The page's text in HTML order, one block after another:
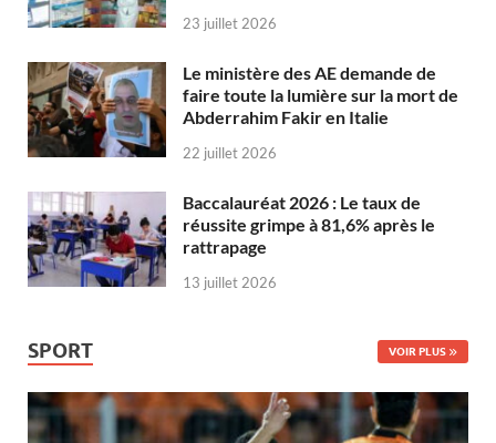
23 juillet 2026
Le ministère des AE demande de
faire toute la lumière sur la mort de
Abderrahim Fakir en Italie
22 juillet 2026
Baccalauréat 2026 : Le taux de
réussite grimpe à 81,6% après le
rattrapage
13 juillet 2026
SPORT VOIR PLUS